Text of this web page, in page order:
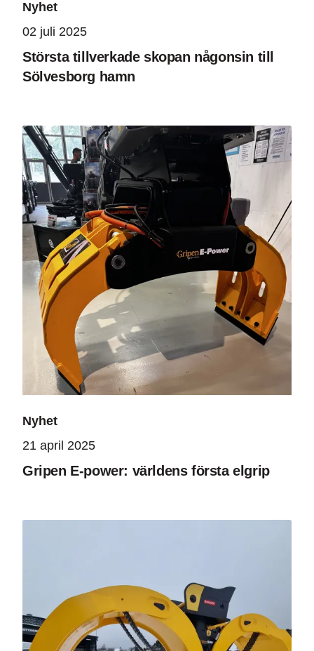
Nyhet
02 juli 2025
Största tillverkade skopan någonsin till
Sölvesborg hamn
Nyhet
21 april 2025
Gripen E-power: världens första elgrip